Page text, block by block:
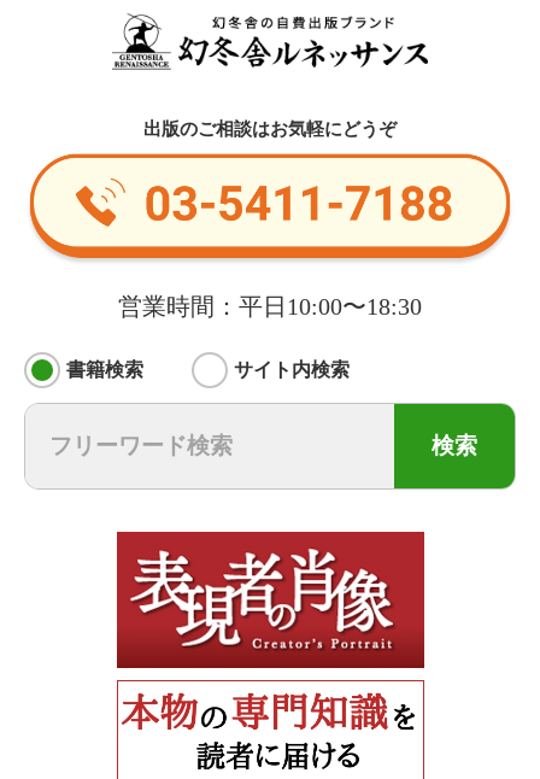
出版のご相談はお気軽にどうぞ
営業時間：平日10:00〜18:30
書籍検索 サイト内検索
検索